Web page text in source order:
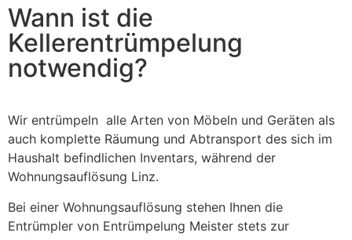
blank
Wann ist die
Kellerentrümpelung
notwendig?
Wir entrümpeln alle Arten von Möbeln und Geräten als
auch komplette Räumung und Abtransport des sich im
Haushalt befindlichen Inventars, während der
Wohnungsauflösung Linz.
Bei einer Wohnungsauflösung stehen Ihnen die
Entrümpler von Entrümpelung Meister stets zur